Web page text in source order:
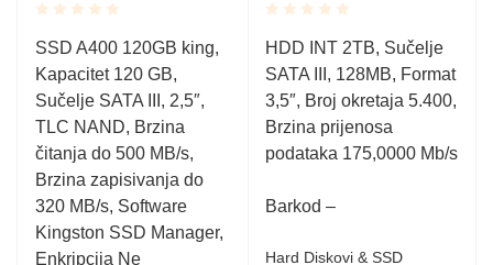
Rated
0.001
out
of
5
SSD A400 120GB king,
Kapacitet 120 GB,
Sučelje SATA III, 2,5″,
TLC NAND, Brzina
čitanja do 500 MB/s,
Brzina zapisivanja do
320 MB/s, Software
Kingston SSD Manager,
Enkripcija Ne
Rated
0.001
out
of
5
HDD INT 2TB, Sučelje
SATA III, 128MB, Format
3,5″, Broj okretaja 5.400,
Brzina prijenosa
podataka 175,0000 Mb/s
Barkod –
Hard Diskovi & SSD